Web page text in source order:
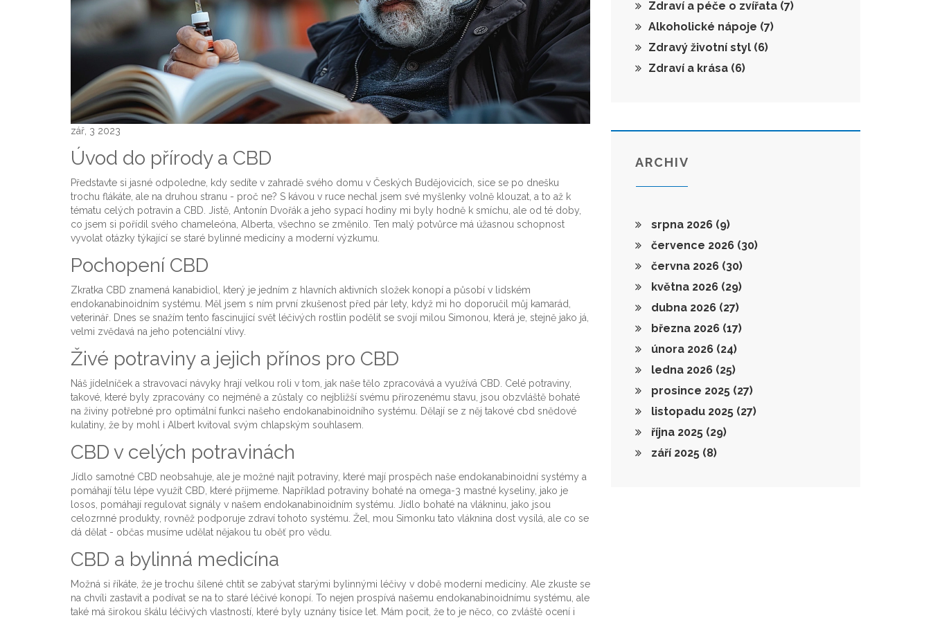
zář, 3 2023
Úvod do přírody a CBD
Představte si jasné odpoledne, kdy sedíte v zahradě svého domu v Českých Budějovicích, sice se po dnešku
trochu flákáte, ale na druhou stranu - proč ne? S kávou v ruce nechal jsem své myšlenky volně klouzat, a to až k
tématu celých potravin a CBD. Jistě, Antonín Dvořák a jeho sypací hodiny mi byly hodně k smíchu, ale od té doby,
co jsem si pořídil svého chameleóna, Alberta, všechno se změnilo. Ten malý potvůrce má úžasnou schopnost
vyvolat otázky týkající se staré bylinné medicíny a moderní výzkumu.
Pochopení CBD
Zkratka CBD znamená kanabidiol, který je jedním z hlavních aktivních složek konopí a působí v lidském
endokanabinoidním systému. Měl jsem s ním první zkušenost před pár lety, když mi ho doporučil můj kamarád,
veterinář. Dnes se snažím tento fascinující svět léčivých rostlin podělit se svojí milou Simonou, která je, stejně jako já,
velmi zvědavá na jeho potenciální vlivy.
Živé potraviny a jejich přínos pro CBD
Náš jídelníček a stravovací návyky hrají velkou roli v tom, jak naše tělo zpracovává a využívá CBD. Celé potraviny,
takové, které byly zpracovány co nejméně a zůstaly co nejbližší svému přirozenému stavu, jsou obzvláště bohaté
na živiny potřebné pro optimální funkci našeho endokanabinoidního systému. Dělají se z něj takové cbd snědové
kulatiny, že by mohl i Albert kvitoval svým chlapským souhlasem.
CBD v celých potravinách
Jídlo samotné CBD neobsahuje, ale je možné najít potraviny, které mají prospěch naše endokanabinoidní systémy a
pomáhají tělu lépe využít CBD, které přijmeme. Například potraviny bohaté na omega-3 mastné kyseliny, jako je
losos, pomáhají regulovat signály v našem endokanabinoidním systému. Jídlo bohaté na vlákninu, jako jsou
celozrnné produkty, rovněž podporuje zdraví tohoto systému. Žel, mou Simonku tato vláknina dost vysílá, ale co se
dá dělat - občas musíme udělat nějakou tu oběť pro vědu.
CBD a bylinná medicína
Možná si říkáte, že je trochu šílené chtít se zabývat starými bylinnými léčivy v době moderní medicíny. Ale zkuste se
na chvíli zastavit a podívat se na to staré léčivé konopí. To nejen prospívá našemu endokanabinoidnímu systému, ale
také má širokou škálu léčivých vlastností, které byly uznány tisíce let. Mám pocit, že to je něco, co zvláště ocení i
Zdraví a péče o zvířata (7)
Alkoholické nápoje (7)
Zdravý životní styl (6)
Zdraví a krása (6)
ARCHIV
srpna 2026 (9)
července 2026 (30)
června 2026 (30)
května 2026 (29)
dubna 2026 (27)
března 2026 (17)
února 2026 (24)
ledna 2026 (25)
prosince 2025 (27)
listopadu 2025 (27)
října 2025 (29)
září 2025 (8)